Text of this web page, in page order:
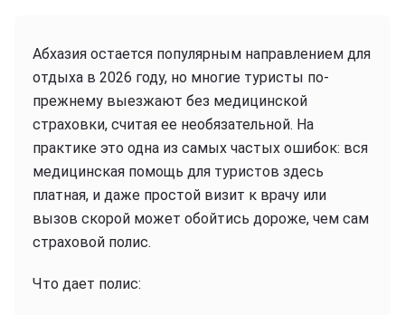
Абхазия остается популярным направлением для
отдыха в 2026 году, но многие туристы по-
прежнему выезжают без медицинской
страховки, считая ее необязательной. На
практике это одна из самых частых ошибок: вся
медицинская помощь для туристов здесь
платная, и даже простой визит к врачу или
вызов скорой может обойтись дороже, чем сам
страховой полис.
Что дает полис: